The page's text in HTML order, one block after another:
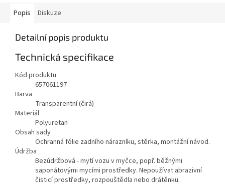
Popis Diskuze
Detailní popis produktu
Technická specifikace
Kód produktu
657061197
Barva
Transparentní (čirá)
Materiál
Polyuretan
Obsah sady
Ochranná fólie zadního nárazníku, stěrka, montážní návod.
Údržba
Bezúdržbová - mytí vozu v myčce, popř. běžnými
saponátovými mycími prostředky. Nepoužívat abrazivní
čisticí prostředky, rozpouštědla nebo drátěnku.